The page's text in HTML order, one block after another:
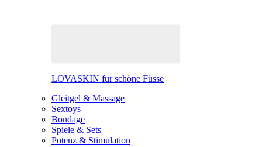
LOVASKIN für schöne Füsse
Gleitgel & Massage
Sextoys
Bondage
Spiele & Sets
Potenz & Stimulation